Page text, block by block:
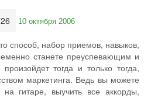
10 октября 2006
способ, набор приемов, навыков,
станете преуспевающим и
тогда и только тогда,
маркетинга. Ведь вы можете
гитаре, выучить все аккорды,